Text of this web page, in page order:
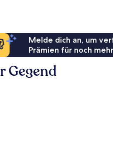
Melde dich an, um
Prämien für noch
Gegend